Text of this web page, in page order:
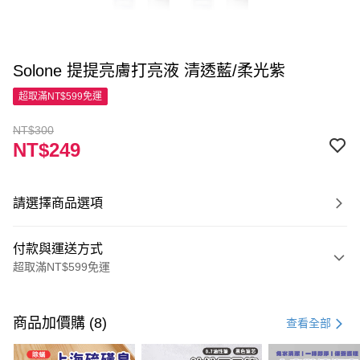
Solone 提提亮膚打亮液 清透藍/柔光紫
超取滿NT$599免運
NT$300
NT$249
請選擇商品選項
付款與運送方式
超取滿NT$599免運
信用卡一次付款
超商取貨付款
商品加價購 (8) 查看全部